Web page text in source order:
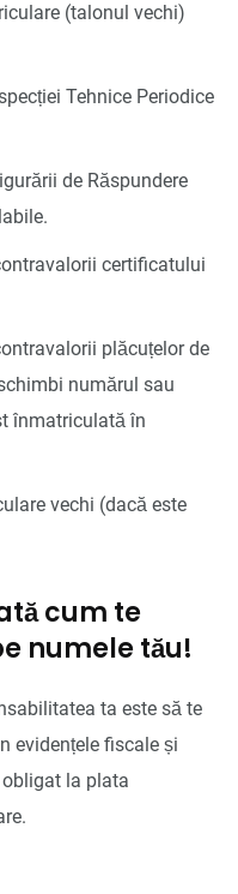
(talonul vechi)
Tehnice Periodice
de Răspundere
certificatului
plăcuțelor de
numărul sau
înmatriculată în
vechi (dacă este
cum te
numele tău!
ta este să te
evidențele fiscale și
la plata